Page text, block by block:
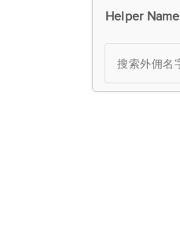
Helper Name